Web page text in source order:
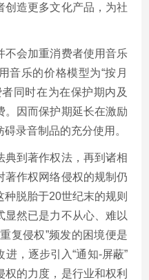
创造更多文化产品，为社
不会加重消费者使用音乐
音乐的价格模型为“按月
同时在为在保护期内及
。因而保护期延长在激励
录音制品的充分使用。
典到著作权法，再到诸相
著作权网络侵权的规制仍
种脱胎于20世纪末的规则
显然已是力不从心、难以
复侵权”频发的困境便是
进，逐步引入“通知-屏蔽”
的力度，是行业和权利